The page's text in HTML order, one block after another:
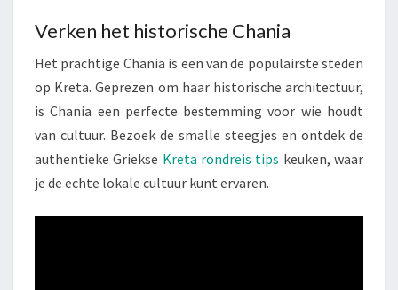
Verken het historische Chania
Het prachtige Chania is een van de populairste steden
op Kreta. Geprezen om haar historische architectuur,
is Chania een perfecte bestemming voor wie houdt
van cultuur. Bezoek de smalle steegjes en ontdek de
authentieke Griekse Kreta rondreis tips keuken, waar
je de echte lokale cultuur kunt ervaren.